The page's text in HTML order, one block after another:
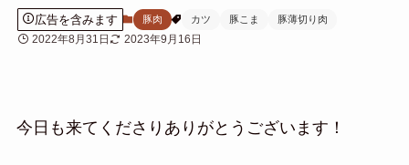
広告を含みます 豚肉 カツ 豚こま 豚薄切り肉
2022年8月31日 2023年9月16日
今日も来てくださりありがとうございます！